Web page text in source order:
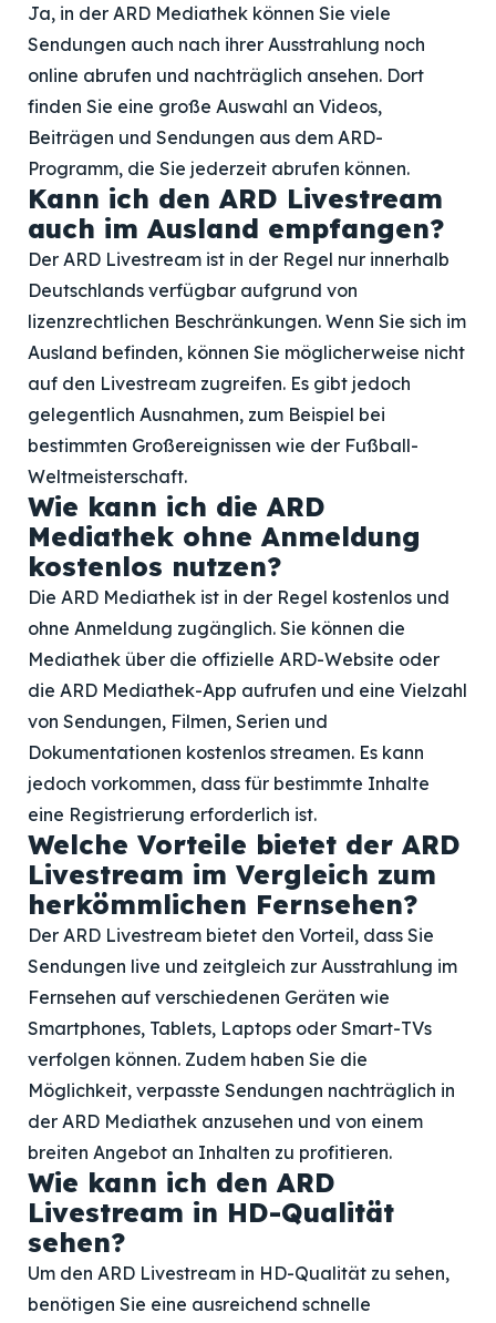
Ja, in der ARD Mediathek können Sie viele
Sendungen auch nach ihrer Ausstrahlung noch
online abrufen und nachträglich ansehen. Dort
finden Sie eine große Auswahl an Videos,
Beiträgen und Sendungen aus dem ARD-
Programm, die Sie jederzeit abrufen können.
Kann ich den ARD Livestream
auch im Ausland empfangen?
Der ARD Livestream ist in der Regel nur innerhalb
Deutschlands verfügbar aufgrund von
lizenzrechtlichen Beschränkungen. Wenn Sie sich im
Ausland befinden, können Sie möglicherweise nicht
auf den Livestream zugreifen. Es gibt jedoch
gelegentlich Ausnahmen, zum Beispiel bei
bestimmten Großereignissen wie der Fußball-
Weltmeisterschaft.
Wie kann ich die ARD
Mediathek ohne Anmeldung
kostenlos nutzen?
Die ARD Mediathek ist in der Regel kostenlos und
ohne Anmeldung zugänglich. Sie können die
Mediathek über die offizielle ARD-Website oder
die ARD Mediathek-App aufrufen und eine Vielzahl
von Sendungen, Filmen, Serien und
Dokumentationen kostenlos streamen. Es kann
jedoch vorkommen, dass für bestimmte Inhalte
eine Registrierung erforderlich ist.
Welche Vorteile bietet der ARD
Livestream im Vergleich zum
herkömmlichen Fernsehen?
Der ARD Livestream bietet den Vorteil, dass Sie
Sendungen live und zeitgleich zur Ausstrahlung im
Fernsehen auf verschiedenen Geräten wie
Smartphones, Tablets, Laptops oder Smart-TVs
verfolgen können. Zudem haben Sie die
Möglichkeit, verpasste Sendungen nachträglich in
der ARD Mediathek anzusehen und von einem
breiten Angebot an Inhalten zu profitieren.
Wie kann ich den ARD
Livestream in HD-Qualität
sehen?
Um den ARD Livestream in HD-Qualität zu sehen,
benötigen Sie eine ausreichend schnelle